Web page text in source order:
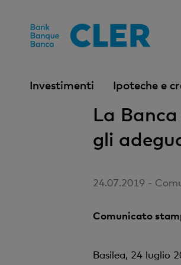
Investimenti Ipoteche e
La
gli
24.07.2019 -
Comunicato
Basilea, 24 luglio